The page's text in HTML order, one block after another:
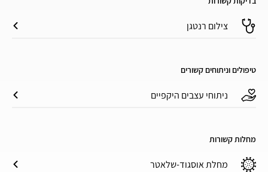
צילום רנטגן
טיפולים וניתוחים קשורים
ניתוחי עצבים היקפיים
מחלות קשורות
מחלת אוסגוד-שלאטר